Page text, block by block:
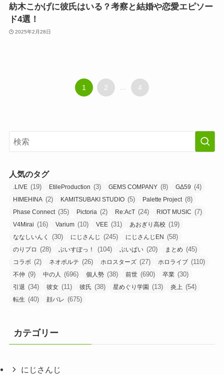
紡木こかげに彼氏はいる？考察と結婚や恋愛エピソー
ド4選！
2025年2月28日
1 2 ... 4
人気のタグ
.LIVE (19) EtileProduction (3) GEMS COMPANY (8) GΔ59 (4)
HIMEHINA (2) KAMITSUBAKI STUDIO (5) Palette Project (8)
Phase Connect (35) Pictoria (2) Re:AcT (24) RIOT MUSIC (7)
V4Mirai (16) Varium (10) VEE (31) あおぎり高校 (19)
ななしいんく (30) にじさんじ (245) にじさんじEN (58)
のりプロ (28) ぶいすぽっ！ (104) ぶいぱい (20) まとめ (45)
コラボ (2) ネオポルテ (26) ホロスターズ (27) ホロライブ (110)
不仲 (9) 中の人 (696) 個人勢 (38) 前世 (690) 卒業 (30)
引退 (34) 彼女 (11) 彼氏 (38) 星めぐり学園 (13) 炎上 (54)
転生 (40) 顔バレ (675)
カテゴリー
にじさんじ